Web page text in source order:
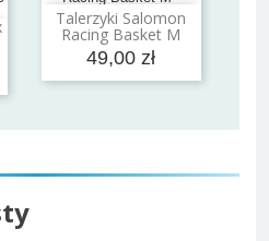
Talerzyki Salomon
Racing Basket M
49,00 zł
Dodaj do koszyka